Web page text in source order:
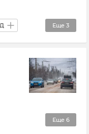
Еще 3
Еще 6